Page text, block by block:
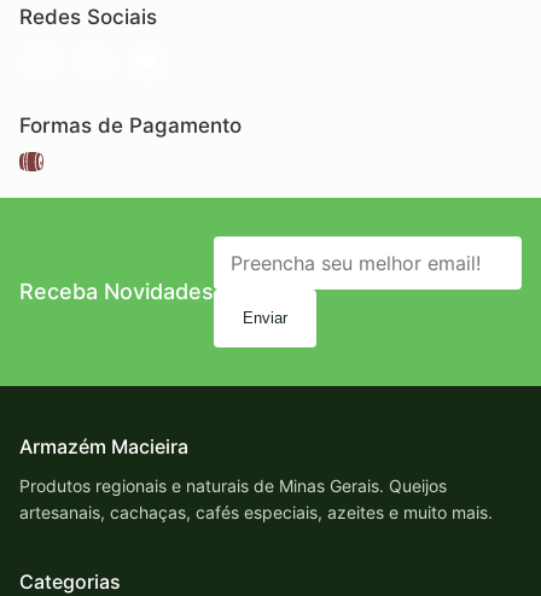
Redes Sociais
Formas de Pagamento
Receba Novidades
Enviar
Armazém Macieira
Produtos regionais e naturais de Minas Gerais. Queijos
artesanais, cachaças, cafés especiais, azeites e muito mais.
Categorias